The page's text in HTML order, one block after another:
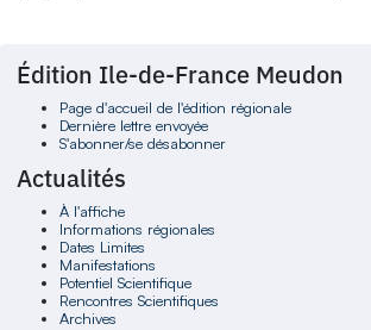
Édition Ile-de-France Meudon
Page d'accueil de l'édition régionale
Dernière lettre envoyée
S'abonner/se désabonner
Actualités
À l'affiche
Informations régionales
Dates Limites
Manifestations
Potentiel Scientifique
Rencontres Scientifiques
Archives